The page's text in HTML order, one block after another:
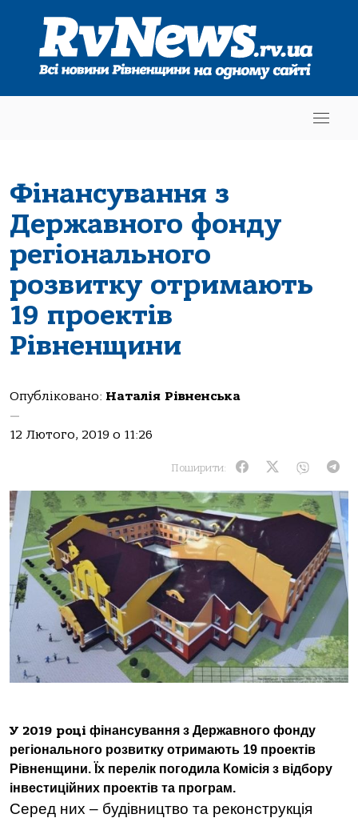
Фінансування з
Державного фонду
регіонального
розвитку отримають
19 проектів
Рівненщини
Опубліковано: Наталія Рівненська
—
12 Лютого, 2019 о 11:26
Поширити:
У 2019 році фінансування з Державного фонду
регіонального розвитку отримають 19 проектів
Рівненщини. Їх перелік погодила Комісія з відбору
інвестиційних проектів та програм.
Серед них – будівництво та реконструкція